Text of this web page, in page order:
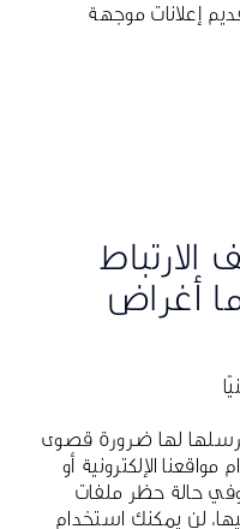
إعلانات موجهة
الارتباط
أغراض
لها ضرورة قصوى
الإلكترونية أو
حالة حظر ملفات
لن يمكنك استخدام